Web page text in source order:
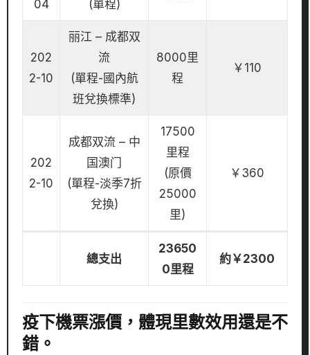
04
(單程)
202
2-10
丽江 – 成都双
流
(單程-國內航
班兌換標準)
8000里
程
￥110
202
2-10
成都双流 – 中
国澳门
(單程-淡季7折
兌換)
17500
里程
(原價
25000
里)
￥360
總支出
23650
0里程
約￥2300
疫下機票漲價，體現里數效用還是不
錯。